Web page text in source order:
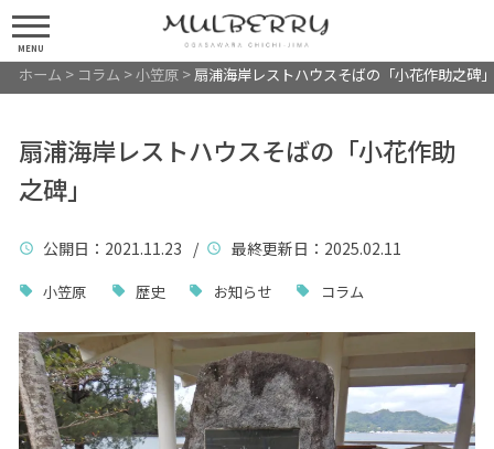
MENU
ホーム > コラム >小笠原> 扇浦海岸レストハウスそばの「小花作助之碑」
扇浦海岸レストハウスそばの「小花作助
之碑」
公開日 ：2021.11.23 / 最終更新日 ：2025.02.11
小笠原 歴史 お知らせ コラム